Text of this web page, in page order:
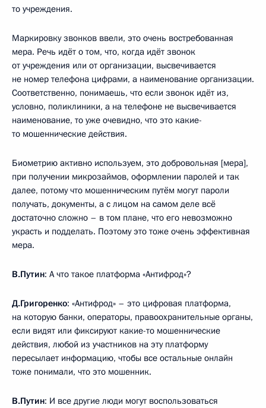
то учреждения.
Маркировку звонков ввели, это очень востребованная
мера. Речь идёт о том, что, когда идёт звонок
от учреждения или от организации, высвечивается
не номер телефона цифрами, а наименование организации.
Соответственно, понимаешь, что если звонок идёт из,
условно, поликлиники, а на телефоне не высвечивается
наименование, то уже очевидно, что это какие-
то мошеннические действия.
Биометрию активно используем, это добровольная [мера],
при получении микрозаймов, оформлении паролей и так
далее, потому что мошенническим путём могут пароли
получать, документы, а с лицом на самом деле всё
достаточно сложно – в том плане, что его невозможно
украсть и подделать. Поэтому это тоже очень эффективная
мера.
В.Путин: А что такое платформа «Антифрод»?
Д.Григоренко: «Антифрод» – это цифровая платформа,
на которую банки, операторы, правоохранительные органы,
если видят или фиксируют какие-то мошеннические
действия, любой из участников на эту платформу
пересылает информацию, чтобы все остальные онлайн
тоже понимали, что это мошенник.
В.Путин: И все другие люди могут воспользоваться